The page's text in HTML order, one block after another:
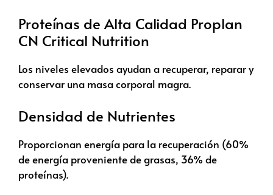
Proteínas de Alta Calidad Proplan
CN Critical Nutrition
Los niveles elevados ayudan a recuperar, reparar y
conservar una masa corporal magra.
Densidad de Nutrientes
Proporcionan energía para la recuperación (60%
de energía proveniente de grasas, 36% de
proteínas).